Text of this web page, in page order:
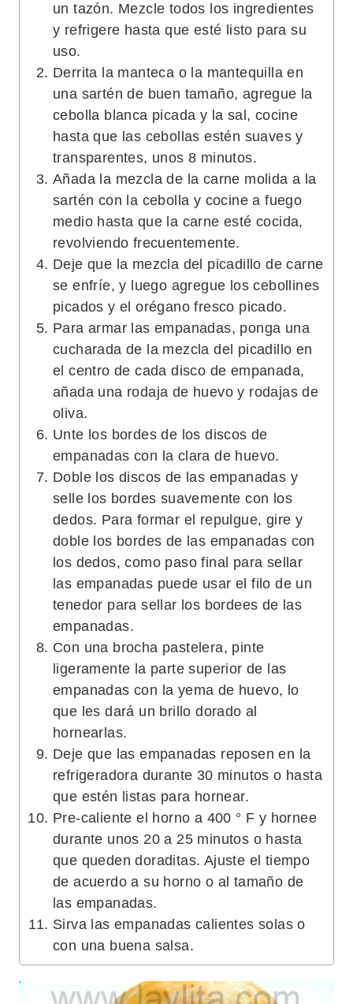
un tazón. Mezcle todos los ingredientes
y refrigere hasta que esté listo para su
uso.
Derrita la manteca o la mantequilla en
una sartén de buen tamaño, agregue la
cebolla blanca picada y la sal, cocine
hasta que las cebollas estén suaves y
transparentes, unos 8 minutos.
Añada la mezcla de la carne molida a la
sartén con la cebolla y cocine a fuego
medio hasta que la carne esté cocida,
revolviendo frecuentemente.
Deje que la mezcla del picadillo de carne
se enfríe, y luego agregue los cebollines
picados y el orégano fresco picado.
Para armar las empanadas, ponga una
cucharada de la mezcla del picadillo en
el centro de cada disco de empanada,
añada una rodaja de huevo y rodajas de
oliva.
Unte los bordes de los discos de
empanadas con la clara de huevo.
Doble los discos de las empanadas y
selle los bordes suavemente con los
dedos. Para formar el repulgue, gire y
doble los bordes de las empanadas con
los dedos, como paso final para sellar
las empanadas puede usar el filo de un
tenedor para sellar los bordees de las
empanadas.
Con una brocha pastelera, pinte
ligeramente la parte superior de las
empanadas con la yema de huevo, lo
que les dará un brillo dorado al
hornearlas.
Deje que las empanadas reposen en la
refrigeradora durante 30 minutos o hasta
que estén listas para hornear.
Pre-caliente el horno a 400 ° F y hornee
durante unos 20 a 25 minutos o hasta
que queden doraditas. Ajuste el tiempo
de acuerdo a su horno o al tamaño de
las empanadas.
Sirva las empanadas calientes solas o
con una buena salsa.